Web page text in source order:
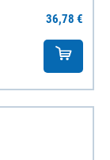
36,78 €